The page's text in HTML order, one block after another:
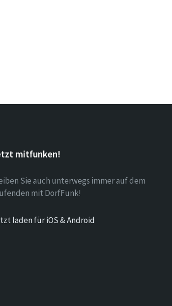
mitfunken!
Sie auch unterwegs immer auf dem
mit DorfFunk!
laden für iOS & Android